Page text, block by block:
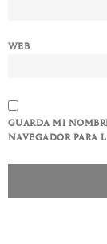
WEB
GUARDA MI
NAVEGADOR PARA